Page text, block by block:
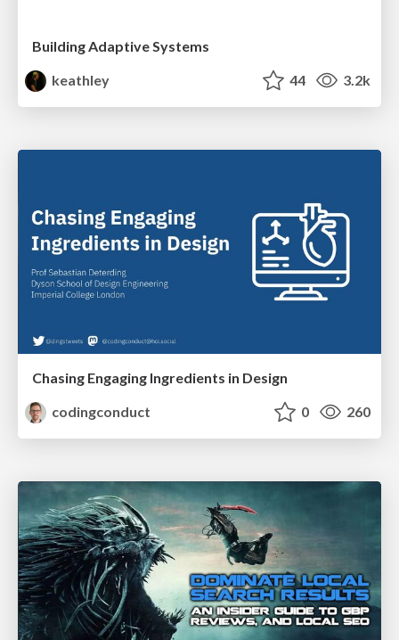
Building Adaptive Systems
keathley
44 3.2k
Chasing Engaging Ingredients in Design
codingconduct
0 260